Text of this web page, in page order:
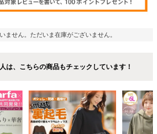
ません。ただいま在庫がございません。
は、こちらの商品もチェックしています！